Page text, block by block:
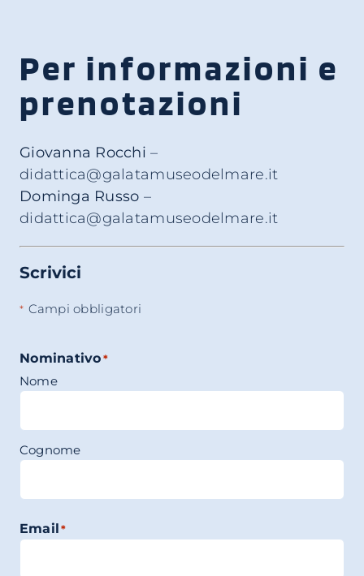
Per informazioni e
prenotazioni
Giovanna Rocchi –
didattica@galatamuseodelmare.it
Dominga Russo –
didattica@galatamuseodelmare.it
Scrivici
* Campi obbligatori
Nominativo*
Nome
Cognome
Email*